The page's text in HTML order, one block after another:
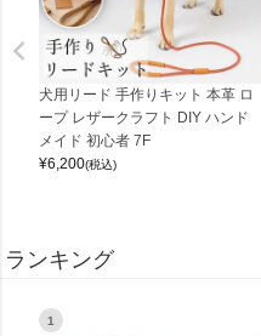
犬用リード 手作りキット 本革 ロ
ープ レザークラフト DIY ハンド
メイド 初心者 7F
¥6,200(税込)
ランキング
1